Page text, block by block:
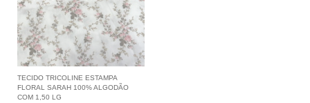
TECIDO TRICOLINE ESTAMPA
FLORAL SARAH 100% ALGODÃO
COM 1,50 LG